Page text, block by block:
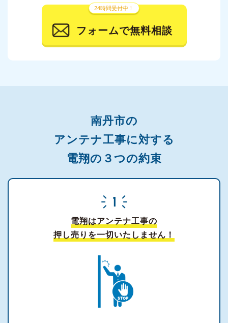
24時間受付中！
フォームで無料相談
南丹市の
アンテナ工事に対する
電翔の３つの約束
電翔はアンテナ工事の
押し売りを一切いたしません！